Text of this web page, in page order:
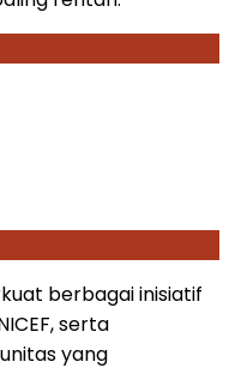
berbagai inisiatif
serta
yang